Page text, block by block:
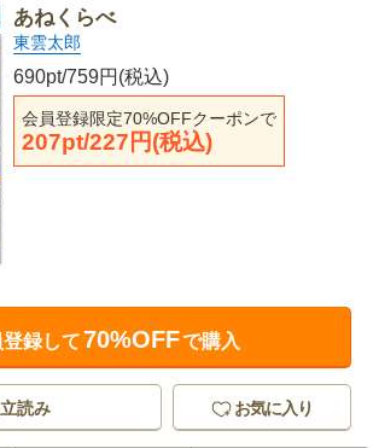
あねくらべ
東雲太郎
690pt/759円(税込)
会員登録限定70%OFFクーポンで
207pt/227円(税込)
録して70%OFFで購入
読み お気に入り